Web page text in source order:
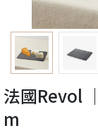
法國Revol
m